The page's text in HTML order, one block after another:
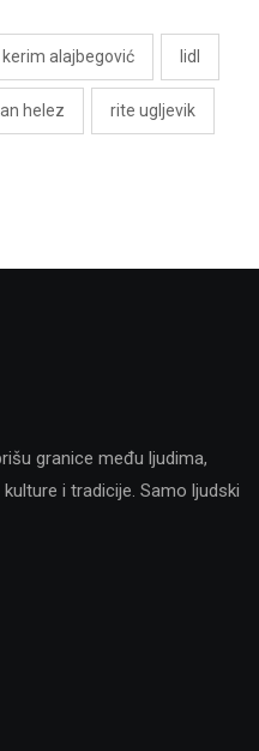
kerim alajbegović lidl
helez rite ugljevik
granice među ljudima,
i tradicije. Samo ljudski